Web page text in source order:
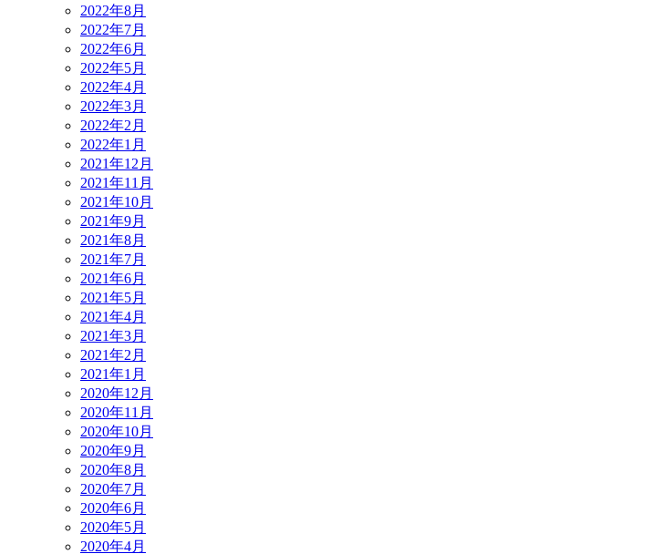
2022年8月
2022年7月
2022年6月
2022年5月
2022年4月
2022年3月
2022年2月
2022年1月
2021年12月
2021年11月
2021年10月
2021年9月
2021年8月
2021年7月
2021年6月
2021年5月
2021年4月
2021年3月
2021年2月
2021年1月
2020年12月
2020年11月
2020年10月
2020年9月
2020年8月
2020年7月
2020年6月
2020年5月
2020年4月